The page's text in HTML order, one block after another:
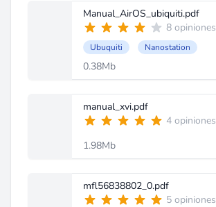
Manual_AirOS_ubiquiti.pdf
8 opiniones
Ubuquiti Nanostation
0.38Mb
manual_xvi.pdf
4 opiniones
1.98Mb
mfl56838802_0.pdf
5 opiniones